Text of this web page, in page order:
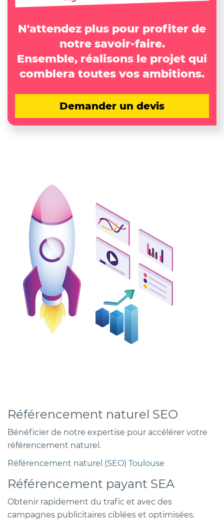
N'attendez plus pour profiter de
notre savoir-faire.
Ensemble, réalisons le projet qui
comblera toutes vos ambitions.
Demander un devis
Référencement naturel SEO
Bénéficier de notre expertise pour accélérer votre
référencement naturel.
Référencement naturel (SEO) Toulouse
Référencement payant SEA
Obtenir rapidement du trafic et avec des
campagnes publicitaires ciblées et optimisées.